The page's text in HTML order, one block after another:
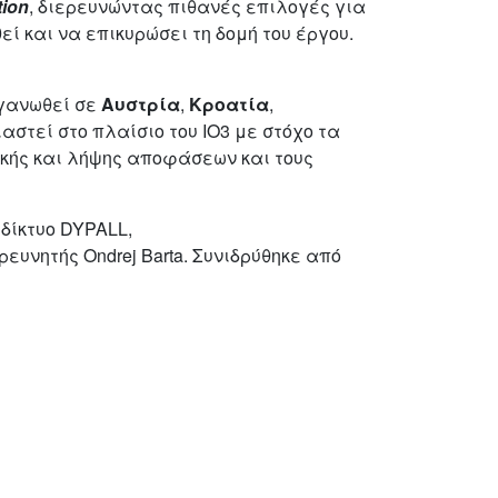
, διερευνώντας πιθανές επιλογές για
και να επικυρώσει τη δομή του έργου.
σε Αυστρία, Κροατία,
στο πλαίσιο του IO3 με στόχο τα
και λήψης αποφάσεων και τους
DYPALL,
Ondrej Barta. Συνιδρύθηκε από